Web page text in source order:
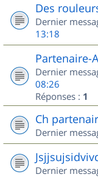
Des
Dernier
13:18
Partenaire-
Dernier
08:26
Réponses : 1
Ch
Dernier
Dernier